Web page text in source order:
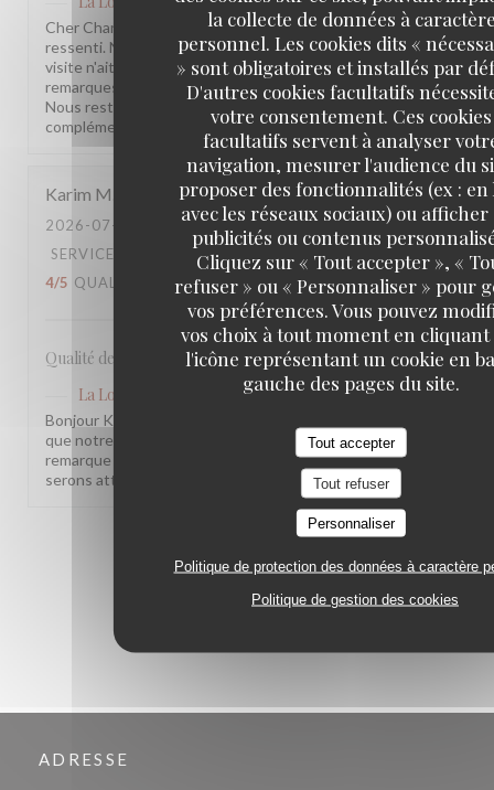
la collecte de données à
personnel. Les cookies dits «
» sont obligatoires et installés par
D'autres cookies facultatifs
votre consentement. Ces cookies
facultatifs servent à analyser
navigation, mesurer l'audience du
proposer des fonctionnalités (ex : en
avec les réseaux sociaux) ou afficher
publicités ou contenus
Cliquez sur « Tout accepter », «
refuser » ou « Personnaliser » pour
vos préférences. Vous pouvez
vos choix à tout moment en
l'icône représentant un cookie en
gauche des pages du site.
Tout accepter
Tout refuser
Personnaliser
Politique de protection des données à caractère
Politique de gestion des cookies
Cher Charles, Merci d'avoir pris le temps de partager votre
ressenti. Nous sommes sincèrement désolés que votre
visite n'ait pas été à la hauteur de vos attentes. Vos
remarques sont précieuses et nous les prenons à cœur.
Nous restons à votre disposition pour tout échange
complémentaire. L'équipe de la Brasserie La Lorraine
Karim M
2026-07-17
- 20:30 - COUVERTS 2
SERVICE
AMBIANCE CUISINE
:
4/5 QUALITÉ / PRIX: 3/5
Qualité des plats, cadre et amabilité de l’équipe
La Lorraine
a répondu à cet avis
Bonjour Karim, Merci pour ce retour ! Nous sommes ravis
que notre équipe et l'ambiance vous aient plu. Votre
remarque sur le rapport qualité-prix est notée, nous y
serons attentifs. À très bientôt !
ADRESSE